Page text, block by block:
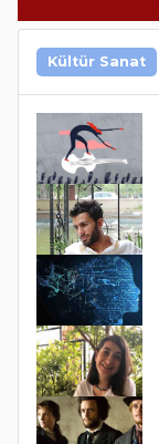
Kültür Sanat